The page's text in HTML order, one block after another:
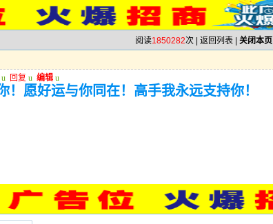
阅读1850282次 | 返回列表 关闭本页
u 回复 u 编辑 u
！愿好运与你同在！高手我永远支持你！